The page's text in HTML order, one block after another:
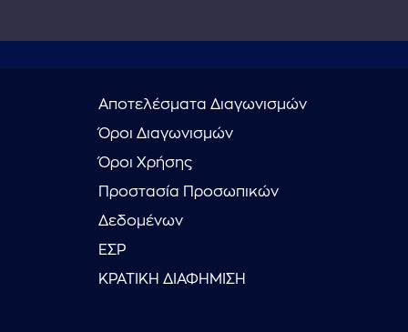
Αποτελέσματα Διαγωνισμών
Όροι Διαγωνισμών
Όροι Χρήσης
Προστασία Προσωπικών
Δεδομένων
ΕΣΡ
ΚΡΑΤΙΚΗ ΔΙΑΦΗΜΙΣΗ